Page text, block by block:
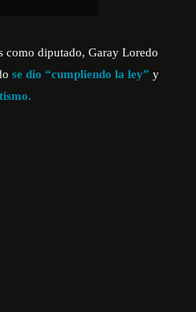
como diputado, Garay Loredo
se dio “cumpliendo la ley” y